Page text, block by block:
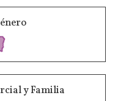
y Familia